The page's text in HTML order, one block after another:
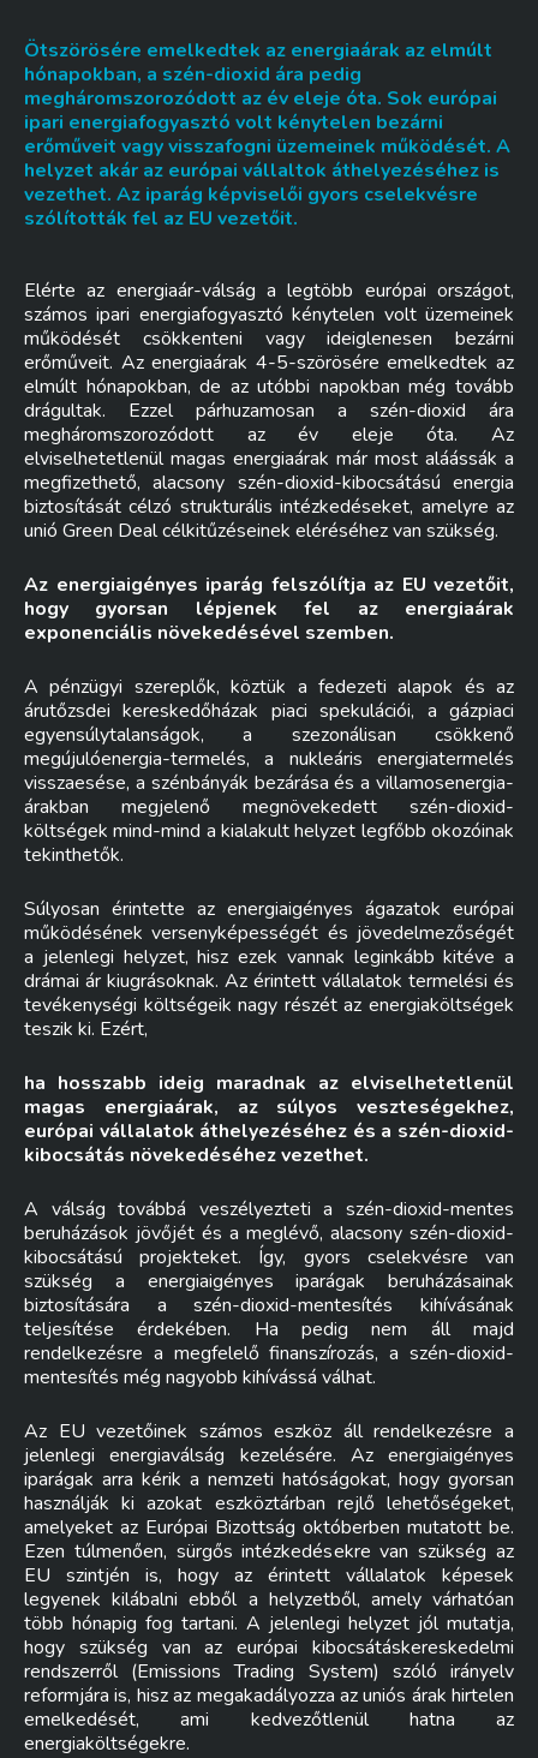
Ötszörösére emelkedtek az energiaárak az elmúlt
hónapokban, a szén-dioxid ára pedig
megháromszorozódott az év eleje óta. Sok európai
ipari energiafogyasztó volt kénytelen bezárni
erőműveit vagy visszafogni üzemeinek működését. A
helyzet akár az európai vállaltok áthelyezéséhez is
vezethet. Az iparág képviselői gyors cselekvésre
szólították fel az EU vezetőit.
Elérte az energiaár-válság a legtöbb európai országot,
számos ipari energiafogyasztó kénytelen volt üzemeinek
működését csökkenteni vagy ideiglenesen bezárni
erőműveit. Az energiaárak 4-5-szörösére emelkedtek az
elmúlt hónapokban, de az utóbbi napokban még tovább
drágultak. Ezzel párhuzamosan a szén-dioxid ára
megháromszorozódott az év eleje óta. Az
elviselhetetlenül magas energiaárak már most aláássák a
megfizethető, alacsony szén-dioxid-kibocsátású energia
biztosítását célzó strukturális intézkedéseket, amelyre az
unió Green Deal célkitűzéseinek eléréséhez van szükség.
Az energiaigényes iparág felszólítja az EU vezetőit,
hogy gyorsan lépjenek fel az energiaárak
exponenciális növekedésével szemben.
A pénzügyi szereplők, köztük a fedezeti alapok és az
árutőzsdei kereskedőházak piaci spekulációi, a gázpiaci
egyensúlytalanságok, a szezonálisan csökkenő
megújulóenergia-termelés, a nukleáris energiatermelés
visszaesése, a szénbányák bezárása és a villamosenergia-
árakban megjelenő megnövekedett szén-dioxid-
költségek mind-mind a kialakult helyzet legfőbb okozóinak
tekinthetők.
Súlyosan érintette az energiaigényes ágazatok európai
működésének versenyképességét és jövedelmezőségét
a jelenlegi helyzet, hisz ezek vannak leginkább kitéve a
drámai ár kiugrásoknak. Az érintett vállalatok termelési és
tevékenységi költségeik nagy részét az energiaköltségek
teszik ki. Ezért,
ha hosszabb ideig maradnak az elviselhetetlenül
magas energiaárak, az súlyos veszteségekhez,
európai vállalatok áthelyezéséhez és a szén-dioxid-
kibocsátás növekedéséhez vezethet.
A válság továbbá veszélyezteti a szén-dioxid-mentes
beruházások jövőjét és a meglévő, alacsony szén-dioxid-
kibocsátású projekteket. Így, gyors cselekvésre van
szükség a energiaigényes iparágak beruházásainak
biztosítására a szén-dioxid-mentesítés kihívásának
teljesítése érdekében. Ha pedig nem áll majd
rendelkezésre a megfelelő finanszírozás, a szén-dioxid-
mentesítés még nagyobb kihívássá válhat.
Az EU vezetőinek számos eszköz áll rendelkezésre a
jelenlegi energiaválság kezelésére. Az energiaigényes
iparágak arra kérik a nemzeti hatóságokat, hogy gyorsan
használják ki azokat eszköztárban rejlő lehetőségeket,
amelyeket az Európai Bizottság októberben mutatott be.
Ezen túlmenően, sürgős intézkedésekre van szükség az
EU szintjén is, hogy az érintett vállalatok képesek
legyenek kilábalni ebből a helyzetből, amely várhatóan
több hónapig fog tartani. A jelenlegi helyzet jól mutatja,
hogy szükség van az európai kibocsátáskereskedelmi
rendszerről (Emissions Trading System) szóló irányelv
reformjára is, hisz az megakadályozza az uniós árak hirtelen
emelkedését, ami kedvezőtlenül hatna az
energiaköltségekre.